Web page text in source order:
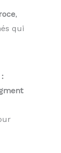
,
qui